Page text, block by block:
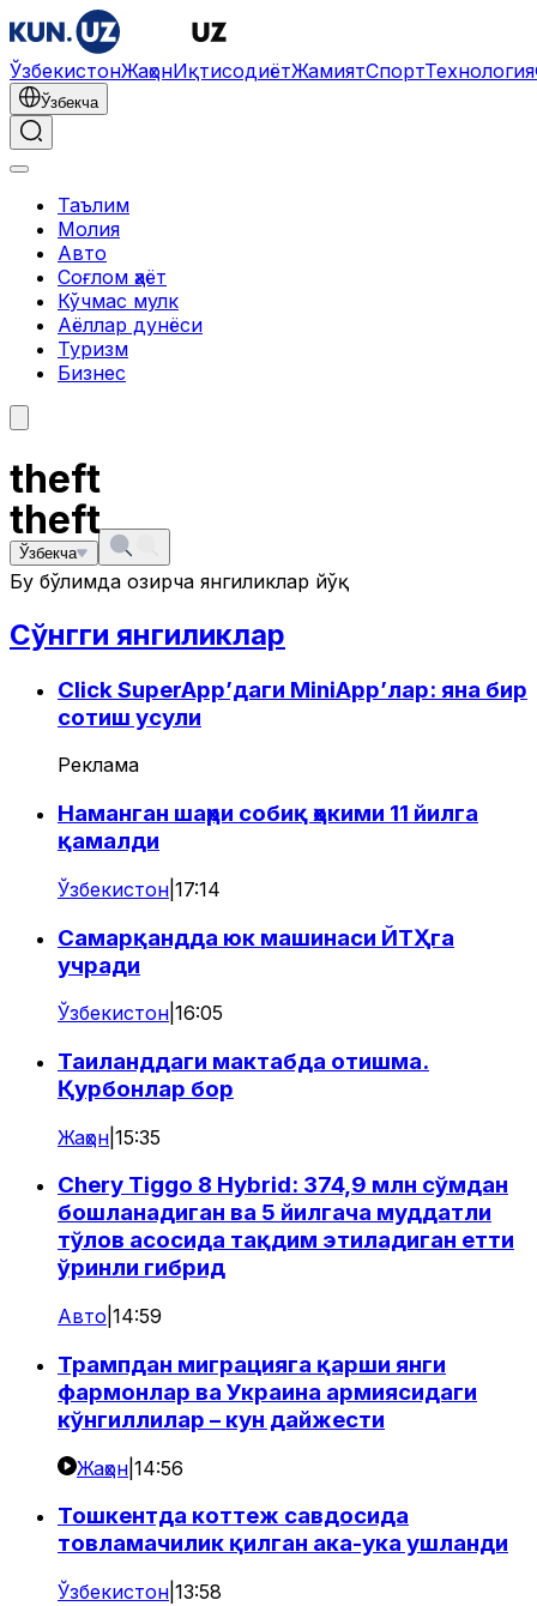
ЎзбекистонЖаҳонИқтисодиётЖамиятСпортТехнология
Ўзбекча
Таълим
Молия
Авто
Соғлом ҳаёт
Кўчмас мулк
Аёллар дунёси
Туризм
Бизнес
theft
Ўзбекча
theft
Бу бўлимда ҳозирча янгиликлар йўқ
Сўнгги янгиликлар
Click SuperApp’даги MiniApp’лар: яна бир
сотиш усули
Реклама
Наманган шаҳри собиқ ҳокими 11 йилга
қамалди
Ўзбекистон 17:14
Самарқандда юк машинаси ЙТҲга
учради
Ўзбекистон 16:05
Таиланддаги мактабда отишма.
Қурбонлар бор
Жаҳон 15:35
Chery Tiggo 8 Hybrid: 374,9 млн сўмдан
бошланадиган ва 5 йилгача муддатли
тўлов асосида тақдим этиладиган етти
ўринли гибрид
Авто 14:59
Трампдан миграцияга қарши янги
фармонлар ва Украина армиясидаги
кўнгиллилар – кун дайжести
Жаҳон 14:56
Тошкентда коттеж савдосида
товламачилик қилган ака-ука ушланди
Ўзбекистон 13:58